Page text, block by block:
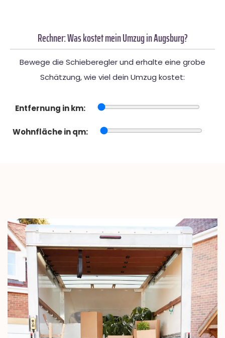
Rechner: Was kostet mein Umzug in Augsburg?
Bewege die Schieberegler und erhalte eine grobe
Schätzung, wie viel dein Umzug kostet:
Entfernung in km:
Wohnfläche in qm: